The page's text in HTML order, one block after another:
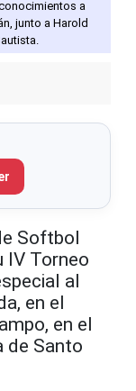
a
junto a Harold
Softbol
IV Torneo
al
en el
en el
de Santo